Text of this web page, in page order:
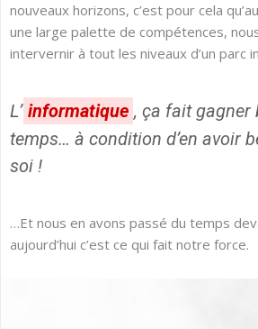
nouveaux horizons, c’est pour cela
une large palette de compétences,
intervernir à tout les niveaux d’un parc
L’ informatique , ça fait gagner
temps… à condition d’en avoir
soi !
…Et nous en avons passé du temps
aujourd’hui c’est ce qui fait notre force.